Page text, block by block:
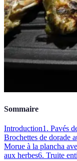
Sommaire
Introduction1. Pavés
Brochettes de dorade
Morue à la plancha
aux herbes6. Truite